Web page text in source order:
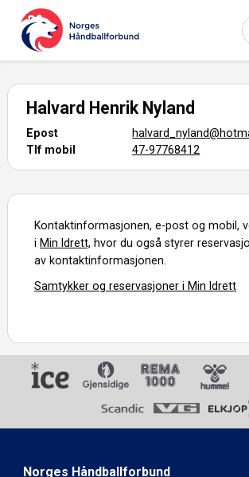
Halvard Henrik Nyland
Epost
Tlf mobil
47-97768412
Kontaktinformasjonen, e-post og mobil,
i Min Idrett, hvor du også styrer
av kontaktinformasjonen.
Samtykker og reservasjoner i Min Idrett
Norges Håndballforbund